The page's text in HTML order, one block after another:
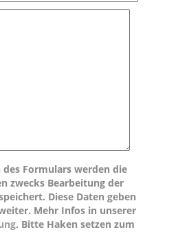
des Formulars werden die
zwecks Bearbeitung der
Diese Daten geben
Mehr Infos in unserer
. Bitte Haken setzen zum